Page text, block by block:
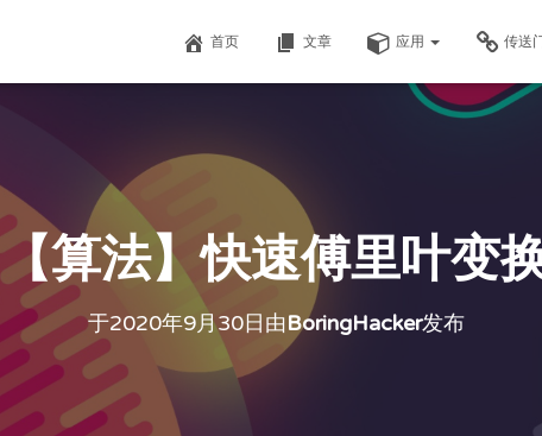
首页 文章 应用 传送
【算法】快速傅里叶变
于2020年9月30日由BoringHacker发布